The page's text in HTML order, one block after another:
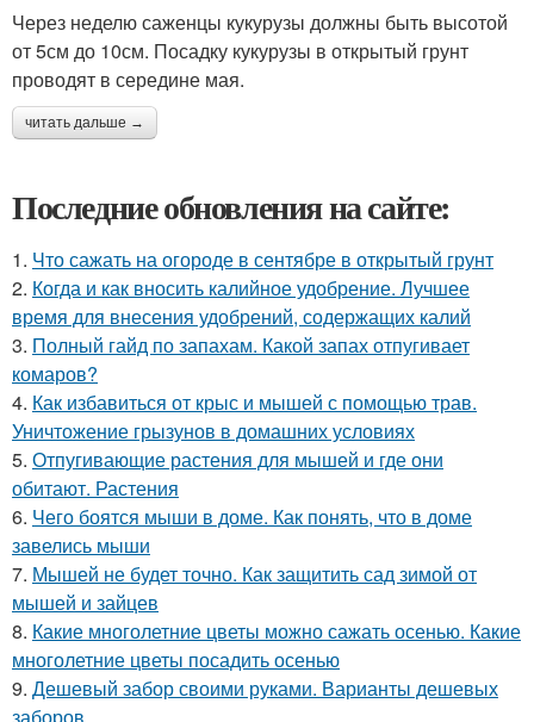
Через неделю саженцы кукурузы должны быть высотой
от 5см до 10см. Посадку кукурузы в открытый грунт
проводят в середине мая.
читать дальше →
Последние обновления на сайте:
1. Что сажать на огороде в сентябре в открытый грунт
2. Когда и как вносить калийное удобрение. Лучшее
время для внесения удобрений, содержащих калий
3. Полный гайд по запахам. Какой запах отпугивает
комаров?
4. Как избавиться от крыс и мышей с помощью трав.
Уничтожение грызунов в домашних условиях
5. Отпугивающие растения для мышей и где они
обитают. Растения
6. Чего боятся мыши в доме. Как понять, что в доме
завелись мыши
7. Мышей не будет точно. Как защитить сад зимой от
мышей и зайцев
8. Какие многолетние цветы можно сажать осенью. Какие
многолетние цветы посадить осенью
9. Дешевый забор своими руками. Варианты дешевых